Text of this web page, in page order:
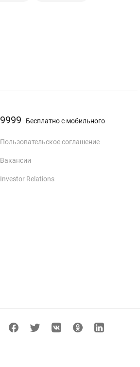
9999 Бесплатно с мобильного
Пользовательское соглашение
Вакансии
Investor Relations